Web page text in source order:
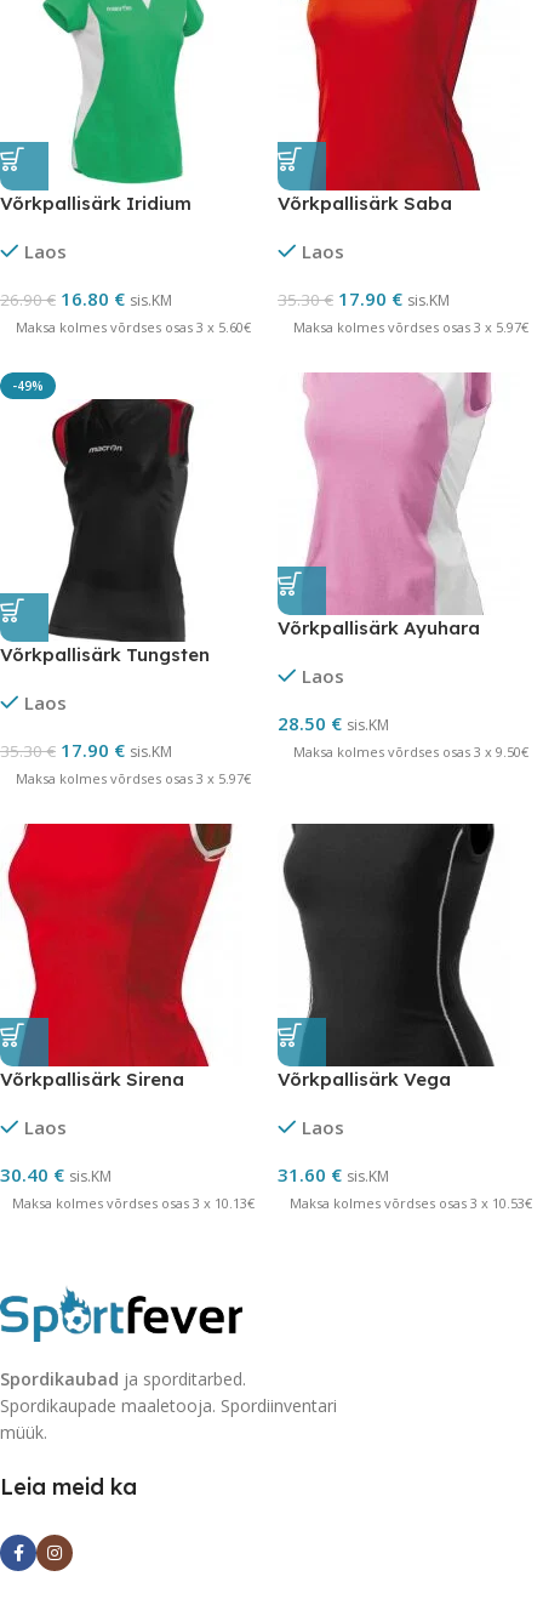
Võrkpallisärk Iridium
Laos
26.90€ 16.80 € sis.KM
Maksa kolmes võrdses osas 3 x 5.60€
Võrkpallisärk Saba
Laos
35.30€ 17.90 € sis.KM
Maksa kolmes võrdses osas 3 x 5.97€
-49%
Võrkpallisärk Tungsten
Laos
35.30€ 17.90 € sis.KM
Maksa kolmes võrdses osas 3 x 5.97€
Võrkpallisärk Ayuhara
Laos
28.50 € sis.KM
Maksa kolmes võrdses osas 3 x 9.50€
Võrkpallisärk Sirena
Laos
30.40 € sis.KM
Maksa kolmes võrdses osas 3 x 10.13€
Võrkpallisärk Vega
Laos
31.60 € sis.KM
Maksa kolmes võrdses osas 3 x 10.53€
Spordikaubad ja sporditarbed.
Spordikaupade maaletooja. Spordiinventari
müük.
Leia meid ka